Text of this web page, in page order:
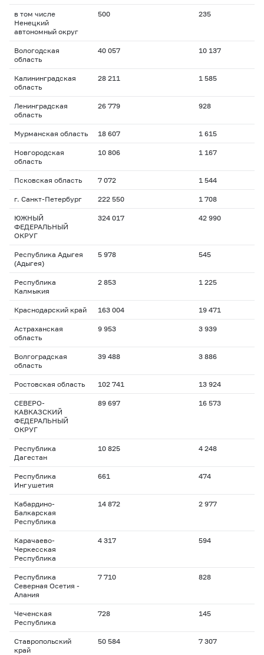
в том числе
Ненецкий
автономный округ
500 235
Вологодская
область
40 057 10 137
Калининградская
область
28 211 1 585
Ленинградская
область
26 779 928
Мурманская область 18 607 1 615
Новгородская
область
10 806 1 167
Псковская область 7 072 1 544
г. Санкт-Петербург 222 550 1 708
ЮЖНЫЙ
ФЕДЕРАЛЬНЫЙ
ОКРУГ
324 017 42 990
Республика Адыгея
(Адыгея)
5 978 545
Республика
Калмыкия
2 853 1 225
Краснодарский край 163 004 19 471
Астраханская
область
9 953 3 939
Волгоградская
область
39 488 3 886
Ростовская область 102 741 13 924
СЕВЕРО-
КАВКАЗСКИЙ
ФЕДЕРАЛЬНЫЙ
ОКРУГ
89 697 16 573
Республика
Дагестан
10 825 4 248
Республика
Ингушетия
661 474
Кабардино-
Балкарская
Республика
14 872 2 977
Карачаево-
Черкесская
Республика
4 317 594
Республика
Северная Осетия -
Алания
7 710 828
Чеченская
Республика
728 145
Ставропольский
край
50 584 7 307